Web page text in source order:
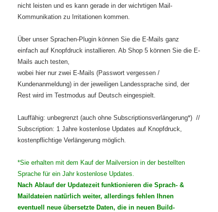
nicht leisten und es kann gerade in der wichrtigen Mail-
Kommunikation zu Irritationen kommen.
Über unser Sprachen-Plugin können Sie die E-Mails ganz
einfach auf Knopfdruck installieren. Ab Shop 5 können Sie die E-
Mails auch testen,
wobei hier nur zwei E-Mails (Passwort vergessen /
Kundenanmeldung) in der jeweiligen Landessprache sind, der
Rest wird im Testmodus auf Deutsch eingespielt.
Lauffähig: unbegrenzt (auch ohne Subscriptionsverlängerung*) //
Subscription: 1 Jahre kostenlose Updates auf Knopfdruck,
kostenpflichtige Verlängerung möglich.
*Sie erhalten mit dem Kauf der Mailversion in der bestellten
Sprache für ein Jahr kostenlose Updates.
Nach Ablauf der Updatezeit funktionieren die Sprach- &
Maildateien natürlich weiter, allerdings fehlen Ihnen
eventuell neue übersetzte Daten, die in neuen Build-